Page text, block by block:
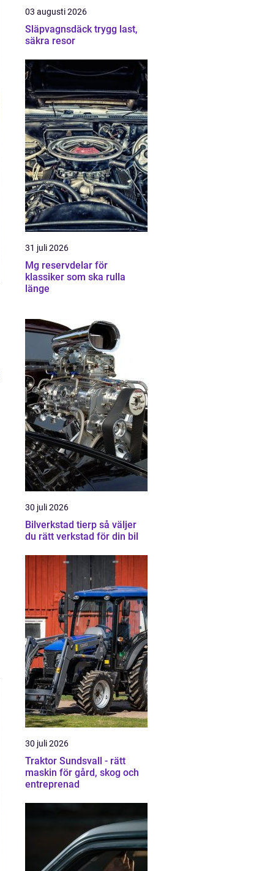
03 augusti 2026
Släpvagnsdäck trygg last,
säkra resor
31 juli 2026
Mg reservdelar för
klassiker som ska rulla
länge
30 juli 2026
Bilverkstad tierp så väljer
du rätt verkstad för din bil
30 juli 2026
Traktor Sundsvall - rätt
maskin för gård, skog och
entreprenad